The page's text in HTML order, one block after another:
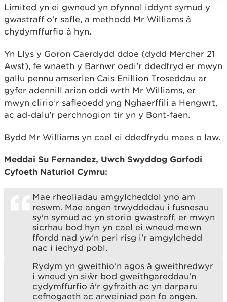
Limited yn ei gwneud yn ofynnol iddynt symud y
gwastraff o'r safle, a methodd Mr Williams â
chydymffurfio â hyn.
Yn Llys y Goron Caerdydd ddoe (dydd Mercher 21
Awst), fe wnaeth y Barnwr oedi’r ddedfryd er mwyn
gallu pennu amserlen Cais Enillion Troseddau ar
gyfer adennill arian oddi wrth Mr Williams, er
mwyn clirio’r safleoedd yng Nghaerffili a Hengwrt,
ac ad-dalu’r perchnogion tir yn y Bont-faen.
Bydd Mr Williams yn cael ei ddedfrydu maes o law.
Meddai Su Fernandez, Uwch Swyddog Gorfodi
Cyfoeth Naturiol Cymru:
Mae rheoliadau amgylcheddol yno am
reswm. Mae angen trwyddedau i fusnesau
sy'n symud ac yn storio gwastraff, er mwyn
sicrhau bod hyn yn cael ei wneud mewn
ffordd nad yw'n peri risg i'r amgylchedd
nac i iechyd pobl.
Rydym yn gweithio'n agos â gweithredwyr
i wneud yn siŵr bod gweithgareddau'n
cydymffurfio â'r gyfraith ac yn darparu
cefnogaeth ac arweiniad pan fo angen.